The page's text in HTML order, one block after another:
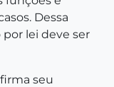
Dessa
por lei deve ser
seu